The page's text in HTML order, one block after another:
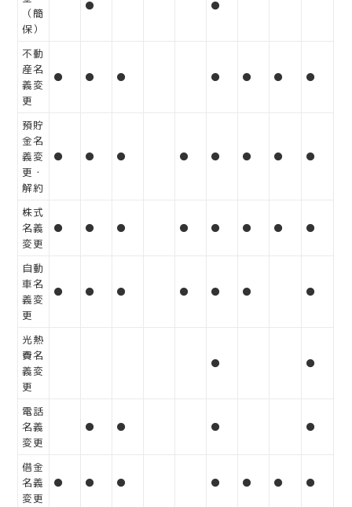
（簡
保）
● ●
不動
産名
義変
更
● ● ● ● ● ● ●
預貯
金名
義変
更・
解約
● ● ● ● ● ● ● ●
株式
名義
変更
● ● ● ● ● ● ● ●
自動
車名
義変
更
● ● ● ● ● ● ●
光熱
費名
義変
更
● ●
電話
名義
変更
● ● ● ●
借金
名義
変更
● ● ● ● ● ● ●